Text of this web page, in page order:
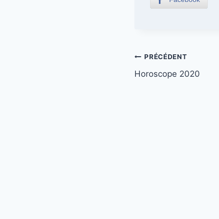
Navigation
de
PRÉCÉDENT
Horoscope 2020